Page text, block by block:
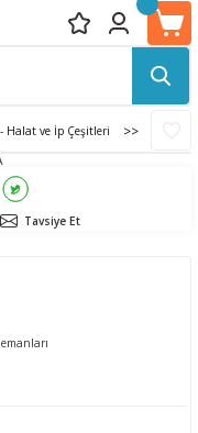
Halat ve İp Çeşitleri
Tavsiye Et